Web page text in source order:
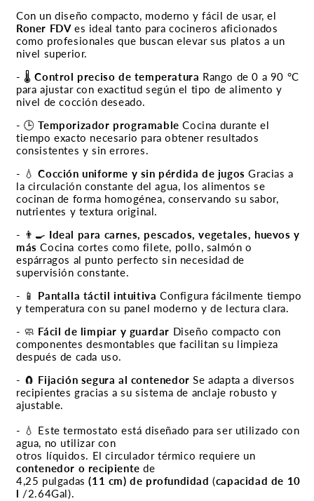
Con un diseño compacto, moderno y fácil de usar, el
Roner FDVes ideal tanto para cocineros aficionados
como profesionales que buscan elevar sus platos a un
nivel superior.
- 🌡️Control preciso de temperatura Rango de 0 a 90 °C
para ajustar con exactitud según el tipo de alimento y
nivel de cocción deseado.
- 🕒Temporizador programableCocina durante el
tiempo exacto necesario para obtener resultados
consistentes y sin errores.
- 💧Cocción uniforme y sin pérdida de jugosGracias a
la circulación constante del agua, los alimentos se
cocinan de forma homogénea, conservando su sabor,
nutrientes y textura original.
- 👨🍳 Ideal para carnes, pescados, vegetales, huevos y
másCocina cortes como filete, pollo, salmón o
espárragos al punto perfecto sin necesidad de
supervisión constante.
- 📱 Pantalla táctil intuitivaConfigura fácilmente tiempo
y temperatura con su panel moderno y de lectura clara.
- 🧼 Fácil de limpiar y guardar Diseño compacto con
componentes desmontables que facilitan su limpieza
después de cada uso.
- 🧲 Fijación segura al contenedorSe adapta a diversos
recipientes gracias a su sistema de anclaje robusto y
ajustable.
- 💧 Este termostato está diseñado para ser utilizado con
agua, no utilizar con
otros líquidos. El circulador térmico requiere un
contenedor o recipiente de
4,25 pulgadas(11 cm) de profundidad (capacidad de 10
l /2.64Gal).